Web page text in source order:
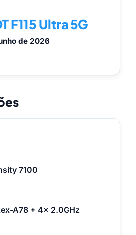
F115 Ultra 5G
de 2026
7100
A78 + 4x 2.0GHz